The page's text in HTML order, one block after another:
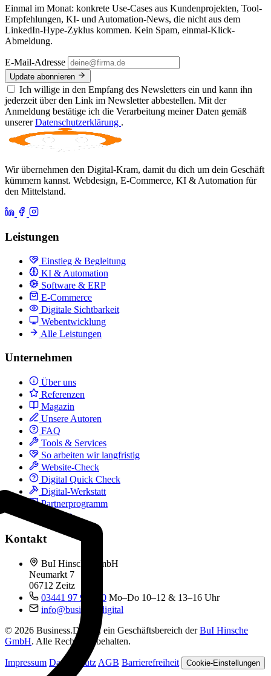
Einmal im Monat: konkrete Use-Cases aus Kundenprojekten, Tool-
Empfehlungen, KI- und Automation-News, die nicht aus dem
LinkedIn-Hype-Zyklus kommen. Kein Spam, einmal-Klick-
Abmeldung.
E-Mail-Adresse
Update abonnieren
Ich willige in den Empfang des Newsletters ein und kann ihn
jederzeit über den Link im Newsletter abbestellen. Mit der
Anmeldung bestätige ich die Verarbeitung meiner Daten gemäß
unsererDatenschutzerklärung .
Wir übernehmen den Digital-Kram, damit du dich um dein Geschäft
kümmern kannst. Webdesign, E-Commerce, KI & Automation für
den Mittelstand.
Leistungen
Einstieg & Begleitung
KI & Automation
Software & ERP
E-Commerce
Digitale Sichtbarkeit
Webentwicklung
Alle Leistungen
Unternehmen
Über uns
Referenzen
Magazin
Unsere Autoren
FAQ
Tools & Services
So arbeiten wir langfristig
Website-Check
Digital Quick Check
Digital-Werkstatt
Partnerprogramm
Kontakt
Kontakt
BuI Hinsche GmbH
Neumarkt 7
06712 Zeitz
03441 97 99 060 Mo–Do 10–12 & 13–16 Uhr
info@business.digital
© 2026 Business.Digital, ein Geschäftsbereich derBuI Hinsche
GmbH. Alle Rechte vorbehalten.
Impressum Datenschutz AGB Barrierefreiheit Cookie-Einstellungen